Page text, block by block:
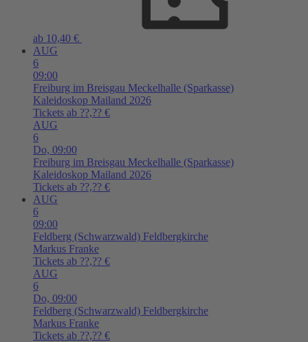
ab 10,40 €
AUG
6
09:00
Freiburg im Breisgau Meckelhalle (Sparkasse)
Kaleidoskop Mailand 2026
Tickets ab ??,?? €
AUG
6
Do, 09:00
Freiburg im Breisgau Meckelhalle (Sparkasse)
Kaleidoskop Mailand 2026
Tickets ab ??,?? €
AUG
6
09:00
Feldberg (Schwarzwald) Feldbergkirche
Markus Franke
Tickets ab ??,?? €
AUG
6
Do, 09:00
Feldberg (Schwarzwald) Feldbergkirche
Markus Franke
Tickets ab ??,?? €